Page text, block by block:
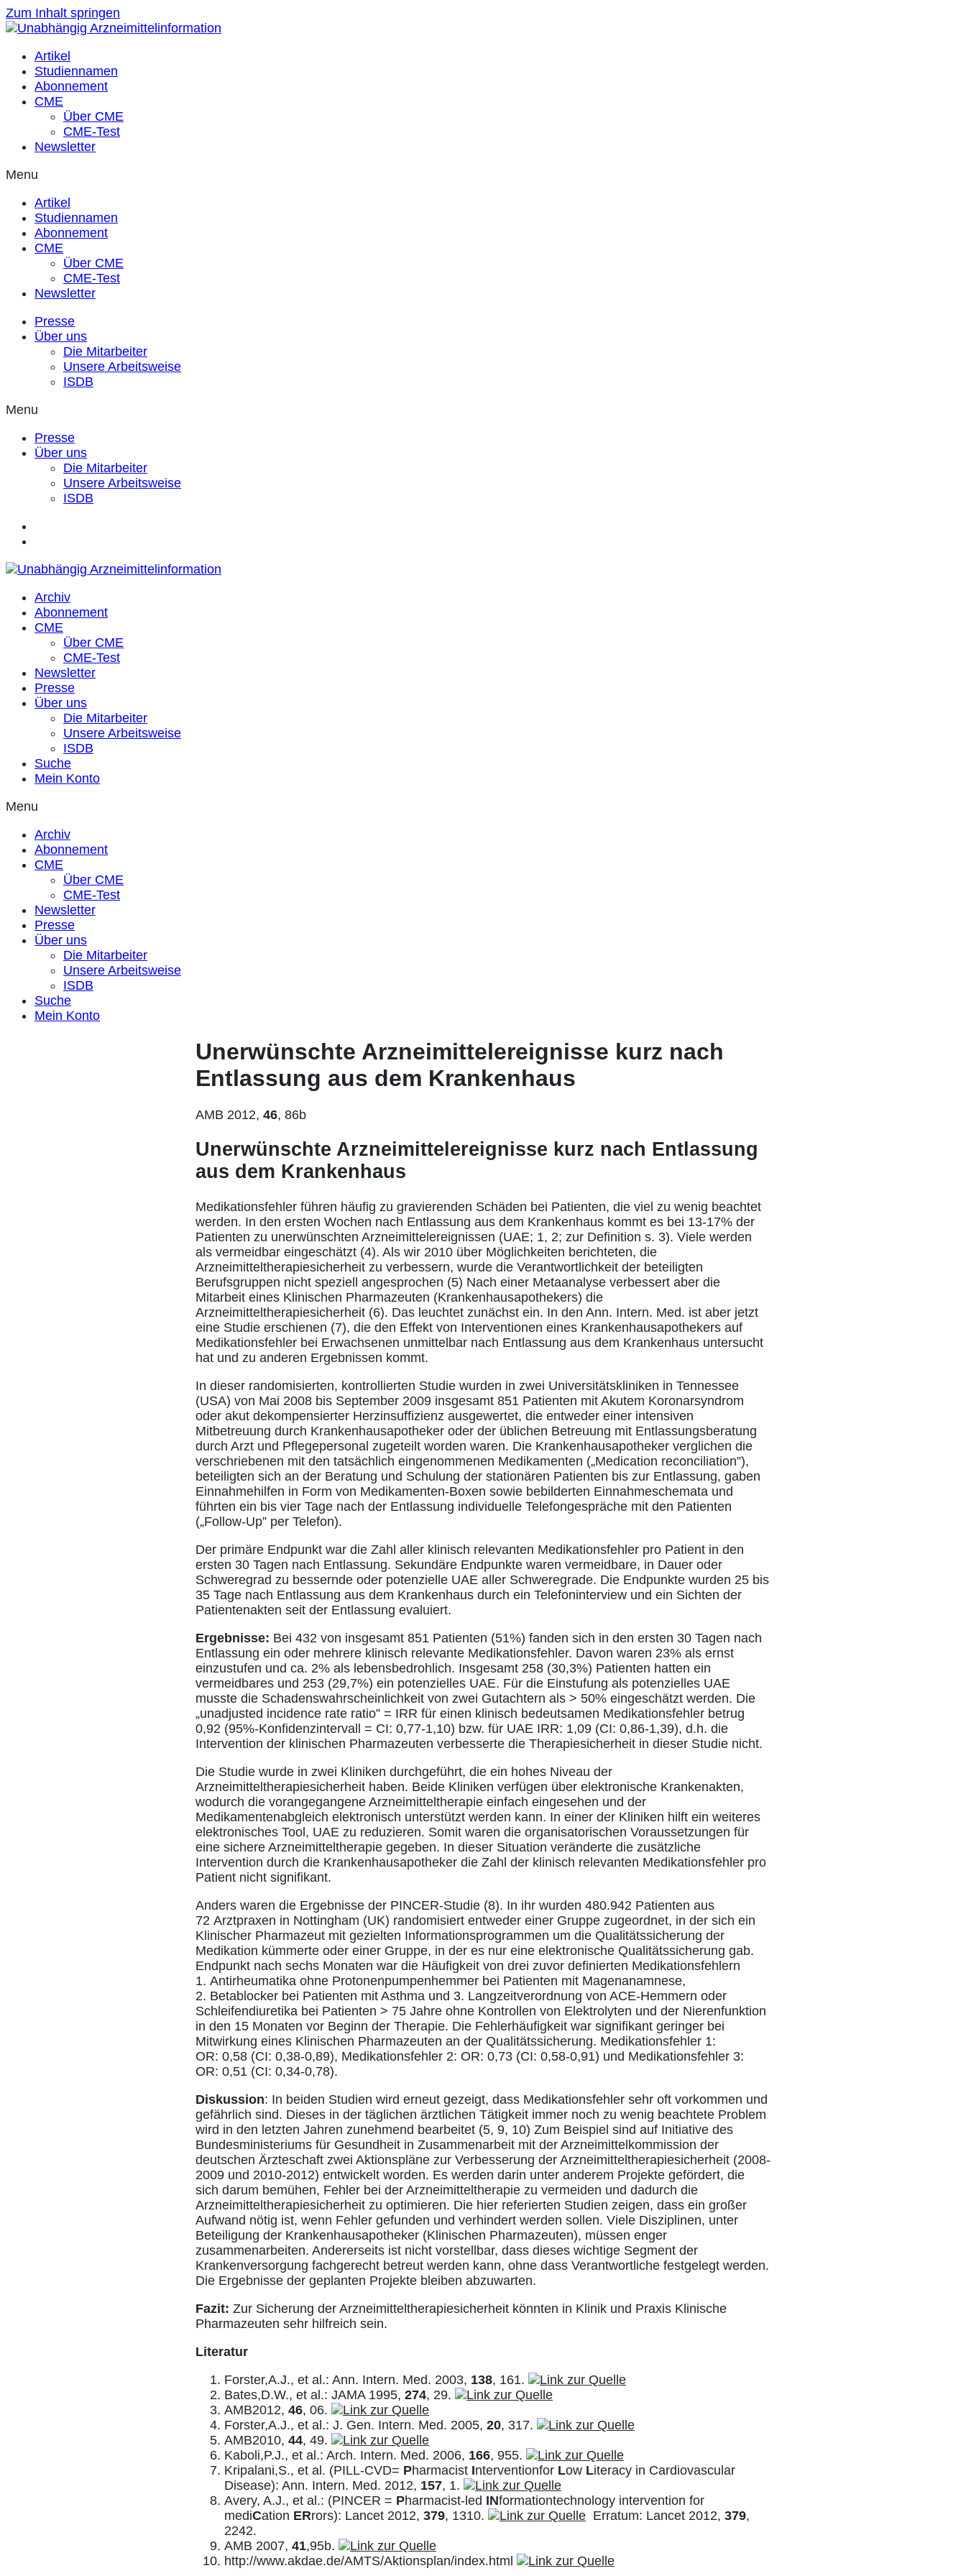
Zum Inhalt springen
Artikel
Studiennamen
Abonnement
CME
Über CME
CME-Test
Newsletter
Menu
Artikel
Studiennamen
Abonnement
CME
Über CME
CME-Test
Newsletter
Presse
Über uns
Die Mitarbeiter
Unsere Arbeitsweise
ISDB
Menu
Presse
Über uns
Die Mitarbeiter
Unsere Arbeitsweise
ISDB
Archiv
Abonnement
CME
Über CME
CME-Test
Newsletter
Presse
Über uns
Die Mitarbeiter
Unsere Arbeitsweise
ISDB
Suche
Mein Konto
Menu
Archiv
Abonnement
CME
Über CME
CME-Test
Newsletter
Presse
Über uns
Die Mitarbeiter
Unsere Arbeitsweise
ISDB
Suche
Mein Konto
Unerwünschte Arzneimittelereignisse kurz nach
Entlassung aus dem Krankenhaus
AMB 2012, 46, 86b
Unerwünschte Arzneimittelereignisse kurz nach Entlassung
aus dem Krankenhaus
Medikationsfehler führen häufig zu gravierenden Schäden bei Patienten, die viel zu wenig beachtet
werden. In den ersten Wochen nach Entlassung aus dem Krankenhaus kommt es bei 13-17% der
Patienten zu unerwünschten Arzneimittelereignissen (UAE; 1, 2; zur Definition s. 3). Viele werden
als vermeidbar eingeschätzt (4). Als wir 2010 über Möglichkeiten berichteten, die
Arzneimitteltherapiesicherheit zu verbessern, wurde die Verantwortlichkeit der beteiligten
Berufsgruppen nicht speziell angesprochen (5) Nach einer Metaanalyse verbessert aber die
Mitarbeit eines Klinischen Pharmazeuten (Krankenhausapothekers) die
Arzneimitteltherapiesicherheit (6). Das leuchtet zunächst ein. In den Ann. Intern. Med. ist aber jetzt
eine Studie erschienen (7), die den Effekt von Interventionen eines Krankenhausapothekers auf
Medikationsfehler bei Erwachsenen unmittelbar nach Entlassung aus dem Krankenhaus untersucht
hat und zu anderen Ergebnissen kommt.
In dieser randomisierten, kontrollierten Studie wurden in zwei Universitätskliniken in Tennessee
(USA) von Mai 2008 bis September 2009 insgesamt 851 Patienten mit Akutem Koronarsyndrom
oder akut dekompensierter Herzinsuffizienz ausgewertet, die entweder einer intensiven
Mitbetreuung durch Krankenhausapotheker oder der üblichen Betreuung mit Entlassungsberatung
durch Arzt und Pflegepersonal zugeteilt worden waren. Die Krankenhausapotheker verglichen die
verschriebenen mit den tatsächlich eingenommenen Medikamenten („Medication reconciliation”),
beteiligten sich an der Beratung und Schulung der stationären Patienten bis zur Entlassung, gaben
Einnahmehilfen in Form von Medikamenten-Boxen sowie bebilderten Einnahmeschemata und
führten ein bis vier Tage nach der Entlassung individuelle Telefongespräche mit den Patienten
(„Follow-Up” per Telefon).
Der primäre Endpunkt war die Zahl aller klinisch relevanten Medikationsfehler pro Patient in den
ersten 30 Tagen nach Entlassung. Sekundäre Endpunkte waren vermeidbare, in Dauer oder
Schweregrad zu bessernde oder potenzielle UAE aller Schweregrade. Die Endpunkte wurden 25 bis
35 Tage nach Entlassung aus dem Krankenhaus durch ein Telefoninterview und ein Sichten der
Patientenakten seit der Entlassung evaluiert.
Ergebnisse: Bei 432 von insgesamt 851 Patienten (51%) fanden sich in den ersten 30 Tagen nach
Entlassung ein oder mehrere klinisch relevante Medikationsfehler. Davon waren 23% als ernst
einzustufen und ca. 2% als lebensbedrohlich. Insgesamt 258 (30,3%) Patienten hatten ein
vermeidbares und 253 (29,7%) ein potenzielles UAE. Für die Einstufung als potenzielles UAE
musste die Schadenswahrscheinlichkeit von zwei Gutachtern als > 50% eingeschätzt werden. Die
„unadjusted incidence rate ratio” = IRR für einen klinisch bedeutsamen Medikationsfehler betrug
0,92 (95%-Konfidenzintervall = CI: 0,77-1,10) bzw. für UAE IRR: 1,09 (CI: 0,86-1,39), d.h. die
Intervention der klinischen Pharmazeuten verbesserte die Therapiesicherheit in dieser Studie nicht.
Die Studie wurde in zwei Kliniken durchgeführt, die ein hohes Niveau der
Arzneimitteltherapiesicherheit haben. Beide Kliniken verfügen über elektronische Krankenakten,
wodurch die vorangegangene Arzneimitteltherapie einfach eingesehen und der
Medikamentenabgleich elektronisch unterstützt werden kann. In einer der Kliniken hilft ein weiteres
elektronisches Tool, UAE zu reduzieren. Somit waren die organisatorischen Voraussetzungen für
eine sichere Arzneimitteltherapie gegeben. In dieser Situation veränderte die zusätzliche
Intervention durch die Krankenhausapotheker die Zahl der klinisch relevanten Medikationsfehler pro
Patient nicht signifikant.
Anders waren die Ergebnisse der PINCER-Studie (8). In ihr wurden 480.942 Patienten aus
72 Arztpraxen in Nottingham (UK) randomisiert entweder einer Gruppe zugeordnet, in der sich ein
Klinischer Pharmazeut mit gezielten Informationsprogrammen um die Qualitätssicherung der
Medikation kümmerte oder einer Gruppe, in der es nur eine elektronische Qualitätssicherung gab.
Endpunkt nach sechs Monaten war die Häufigkeit von drei zuvor definierten Medikationsfehlern
1. Antirheumatika ohne Protonenpumpenhemmer bei Patienten mit Magenanamnese,
2. Betablocker bei Patienten mit Asthma und 3. Langzeitverordnung von ACE-Hemmern oder
Schleifendiuretika bei Patienten > 75 Jahre ohne Kontrollen von Elektrolyten und der Nierenfunktion
in den 15 Monaten vor Beginn der Therapie. Die Fehlerhäufigkeit war signifikant geringer bei
Mitwirkung eines Klinischen Pharmazeuten an der Qualitätssicherung. Medikationsfehler 1:
OR: 0,58 (CI: 0,38-0,89), Medikationsfehler 2: OR: 0,73 (CI: 0,58-0,91) und Medikationsfehler 3:
OR: 0,51 (CI: 0,34-0,78).
Diskussion: In beiden Studien wird erneut gezeigt, dass Medikationsfehler sehr oft vorkommen und
gefährlich sind. Dieses in der täglichen ärztlichen Tätigkeit immer noch zu wenig beachtete Problem
wird in den letzten Jahren zunehmend bearbeitet (5, 9, 10) Zum Beispiel sind auf Initiative des
Bundesministeriums für Gesundheit in Zusammenarbeit mit der Arzneimittelkommission der
deutschen Ärzteschaft zwei Aktionspläne zur Verbesserung der Arzneimitteltherapiesicherheit (2008-
2009 und 2010-2012) entwickelt worden. Es werden darin unter anderem Projekte gefördert, die
sich darum bemühen, Fehler bei der Arzneimitteltherapie zu vermeiden und dadurch die
Arzneimitteltherapiesicherheit zu optimieren. Die hier referierten Studien zeigen, dass ein großer
Aufwand nötig ist, wenn Fehler gefunden und verhindert werden sollen. Viele Disziplinen, unter
Beteiligung der Krankenhausapotheker (Klinischen Pharmazeuten), müssen enger
zusammenarbeiten. Andererseits ist nicht vorstellbar, dass dieses wichtige Segment der
Krankenversorgung fachgerecht betreut werden kann, ohne dass Verantwortliche festgelegt werden.
Die Ergebnisse der geplanten Projekte bleiben abzuwarten.
Fazit: Zur Sicherung der Arzneimitteltherapiesicherheit könnten in Klinik und Praxis Klinische
Pharmazeuten sehr hilfreich sein.
Literatur
Forster,A.J., et al.: Ann. Intern. Med. 2003, 138, 161.
Bates,D.W., et al.: JAMA 1995, 274, 29.
AMB2012, 46, 06.
Forster,A.J., et al.: J. Gen. Intern. Med. 2005, 20, 317.
AMB2010, 44, 49.
Kaboli,P.J., et al.: Arch. Intern. Med. 2006, 166, 955.
Kripalani,S., et al. (PILL-CVD= Pharmacist Interventionfor Low Literacy in Cardiovascular
Disease): Ann. Intern. Med. 2012, 157, 1.
Avery, A.J., et al.: (PINCER = Pharmacist-led INformationtechnology intervention for
mediCation ERrors): Lancet 2012, 379, 1310. Erratum: Lancet 2012, 379,
2242.
AMB 2007, 41,95b.
http://www.akdae.de/AMTS/Aktionsplan/index.html